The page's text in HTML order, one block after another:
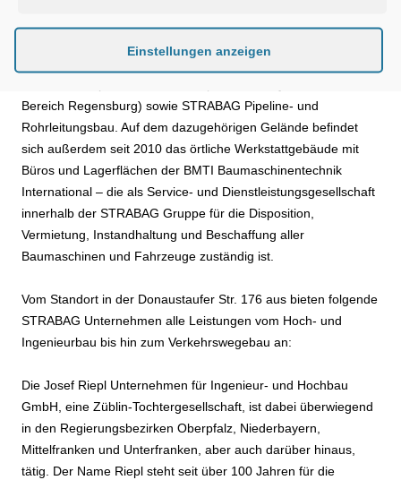
d Raum für die mehr als 120 Mitarbeiterinnen und Mitarbeiter
Bereich Regensburg) sowie STRABAG Pipeline- und
Rohrleitungsbau. Auf dem dazugehörigen Gelände befindet
sich außerdem seit 2010 das örtliche Werkstattgebäude mit
Büros und Lagerflächen der BMTI Baumaschinentechnik
International – die als Service- und Dienstleistungsgesellschaft
innerhalb der STRABAG Gruppe für die Disposition,
Vermietung, Instandhaltung und Beschaffung aller
Baumaschinen und Fahrzeuge zuständig ist.
Vom Standort in der Donaustaufer Str. 176 aus bieten folgende
STRABAG Unternehmen alle Leistungen vom Hoch- und
Ingenieurbau bis hin zum Verkehrswegebau an:
Die Josef Riepl Unternehmen für Ingenieur- und Hochbau
GmbH, eine Züblin-Tochtergesellschaft, ist dabei überwiegend
in den Regierungsbezirken Oberpfalz, Niederbayern,
Mittelfranken und Unterfranken, aber auch darüber hinaus,
tätig. Der Name Riepl steht seit über 100 Jahren für die
Einstellungen anzeigen